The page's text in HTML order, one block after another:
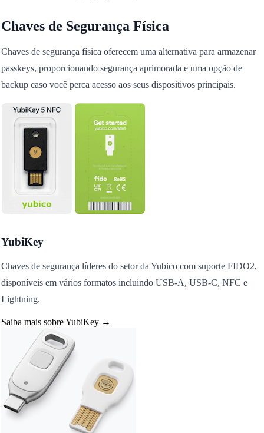
Chaves de Segurança Física
Chaves de segurança física oferecem uma alternativa para armazenar
passkeys, proporcionando segurança aprimorada e uma opção de
backup caso você perca acesso aos seus dispositivos principais.
YubiKey
Chaves de segurança líderes do setor da Yubico com suporte FIDO2,
disponíveis em vários formatos incluindo USB-A, USB-C, NFC e
Lightning.
Saiba mais sobre YubiKey →